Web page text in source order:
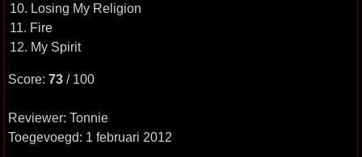
10. Losing My Religion
11. Fire
12. My Spirit
Score: 73 / 100
Reviewer: Tonnie
Toegevoegd: 1 februari 2012